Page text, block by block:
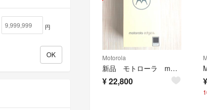
Motorola
新品 モトローラ motorola edge 40 neo ブラック
¥22,800 ¥
円